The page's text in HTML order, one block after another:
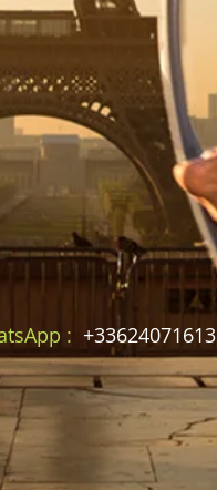
: +33624071613